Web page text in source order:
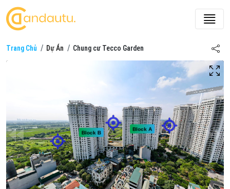
Trang Chủ Dự Án Chung cư Tecco Garden